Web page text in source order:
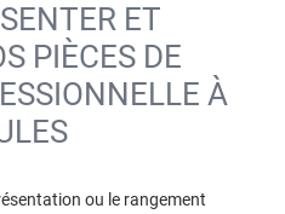
ET
PIÈCES DE
À
ou le rangement